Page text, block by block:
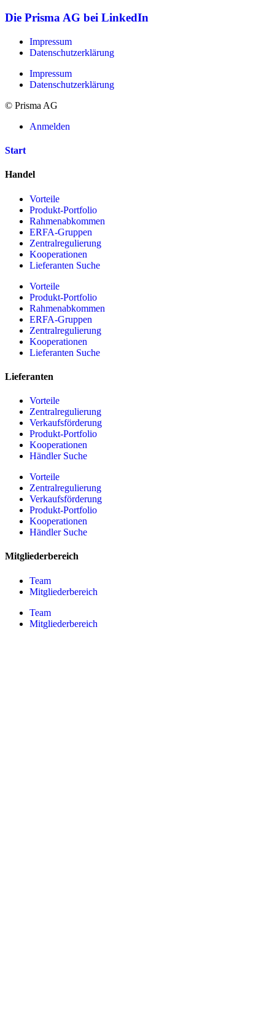
Die Prisma AG bei LinkedIn
Impressum
Datenschutzerklärung
Impressum
Datenschutzerklärung
© Prisma AG
Anmelden
Start
Handel
Vorteile
Produkt-Portfolio
Rahmenabkommen
ERFA-Gruppen
Zentralregulierung
Kooperationen
Lieferanten Suche
Vorteile
Produkt-Portfolio
Rahmenabkommen
ERFA-Gruppen
Zentralregulierung
Kooperationen
Lieferanten Suche
Lieferanten
Vorteile
Zentralregulierung
Verkaufsförderung
Produkt-Portfolio
Kooperationen
Händler Suche
Vorteile
Zentralregulierung
Verkaufsförderung
Produkt-Portfolio
Kooperationen
Händler Suche
Mitgliederbereich
Team
Mitgliederbereich
Team
Mitgliederbereich